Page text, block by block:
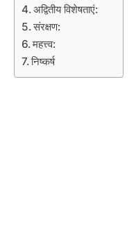
अद्वितीय विशेषताएं:
संरक्षण:
महत्त्व:
निष्कर्ष